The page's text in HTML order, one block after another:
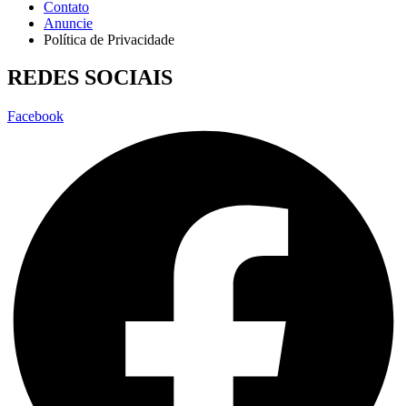
Contato
Anuncie
Política de Privacidade
REDES SOCIAIS
Facebook